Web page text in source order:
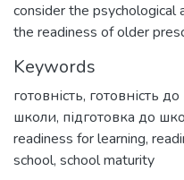
consider the psychological
the readiness of older
Keywords
готовність, готовність
школи, підготовка до
readiness for learning,
school, school maturity